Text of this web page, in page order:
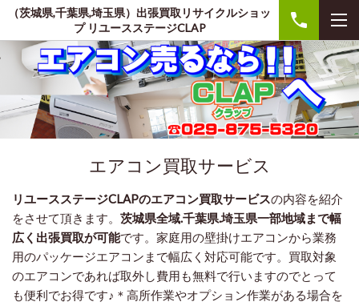
（茨城県,千葉県,埼玉県）出張買取リサイクルショッ
プ リユースステージCLAP
エアコン買取サービス
リユースステージCLAPのエアコン買取サービスの内容を紹介
をさせて頂きます。 茨城県全域.千葉県.埼玉県一部地域まで幅
広く出張買取が可能です。家庭用の壁掛けエアコンから業務
用のパッケージエアコンまで幅広く対応可能です。買取対象
のエアコンであれば取外し費用も無料で行いますのでとって
も便利でお得です♪＊高所作業やオプション作業がある場合を